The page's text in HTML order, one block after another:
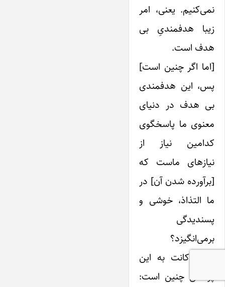
نمی‌کنیم. یعنی، امر
زیبا هدفمندیِ بی
هدف است.
[اما اگر چنین است]
پس، این هدفمندی
بی هدف در دنیای
معنوی ما پاسخگوی
کدامین نیاز از
نیازهای ماست که
[برآورده شدن آن] در
ما التذاذ، خوشی و
پسندیدگی
برمی‌انگیزد؟
پاسخ کانت به این
پرسش چنین است: